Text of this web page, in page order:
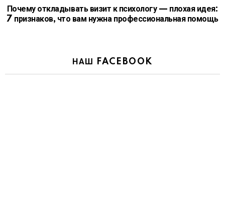
Почему откладывать визит к психологу — плохая идея:
7 признаков, что вам нужна профессиональная помощь
НАШ FACEBOOK